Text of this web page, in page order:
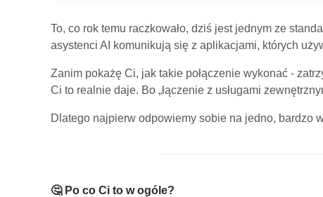
To, co rok temu raczkowało, dziś jest jednym ze
asystenci AI komunikują się z aplikacjami, których
Zanim pokażę Ci, jak takie połączenie wykonać -
Ci to realnie daje. Bo „łączenie z usługami
Dlatego najpierw odpowiemy sobie na jedno, bardzo
🤔 Po co Ci to w ogóle?